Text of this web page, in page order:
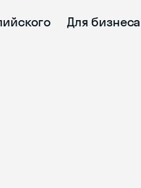
Для бизнеса